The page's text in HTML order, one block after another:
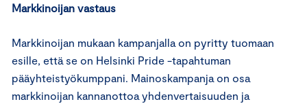
Markkinoijan vastaus
Markkinoijan mukaan kampanjalla on pyritty tuomaan
esille, että se on Helsinki Pride -tapahtuman
pääyhteistyökumppani. Mainoskampanja on osa
markkinoijan kannanottoa yhdenvertaisuuden ja